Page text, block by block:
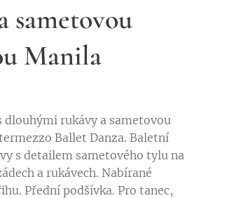
sametovou
Manila
dlouhými rukávy a sametovou
Ballet Danza. Baletní
s detailem sametového tylu na
a rukávech. Nabírané
Přední podšívka. Pro tanec,